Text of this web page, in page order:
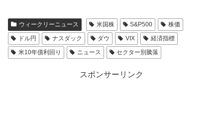
ウィークリーニュース 米国株 S&P500
株価
ドル円
ナスダック ダウ VIX
経済指標
米10年債利回り
ニュース セクター別騰落
スポンサーリンク